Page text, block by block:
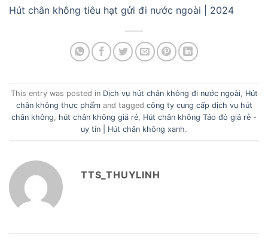
Hút chân không tiêu hạt gửi đi nước ngoài | 2024
This entry was posted in Dịch vụ hút chân không đi nước ngoài, Hút
chân không thực phẩmand tagged công ty cung cấp dịch vụ hút
chân không, hút chân không giá rẻ, Hút chân không Táo đỏ giá rẻ -
uy tín | Hút chân không xanh.
TTS_THUYLINH